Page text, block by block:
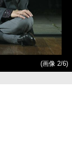
(画像 2/6)